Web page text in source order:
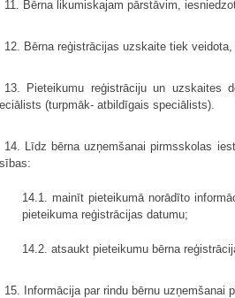
11. Bērna likumiskajam pārstāvim,
12. Bērna reģistrācijas uzskaite tiek
13. Pieteikumu reģistrāciju un uzskaites
(turpmāk- atbildīgais speciālists).
14. Līdz bērna uzņemšanai pirmsskolas
14.1. mainīt pieteikumā norādīto
pieteikuma reģistrācijas datumu;
14.2. atsaukt pieteikumu bērna
15. Informācija par rindu bērnu uzņemšanai